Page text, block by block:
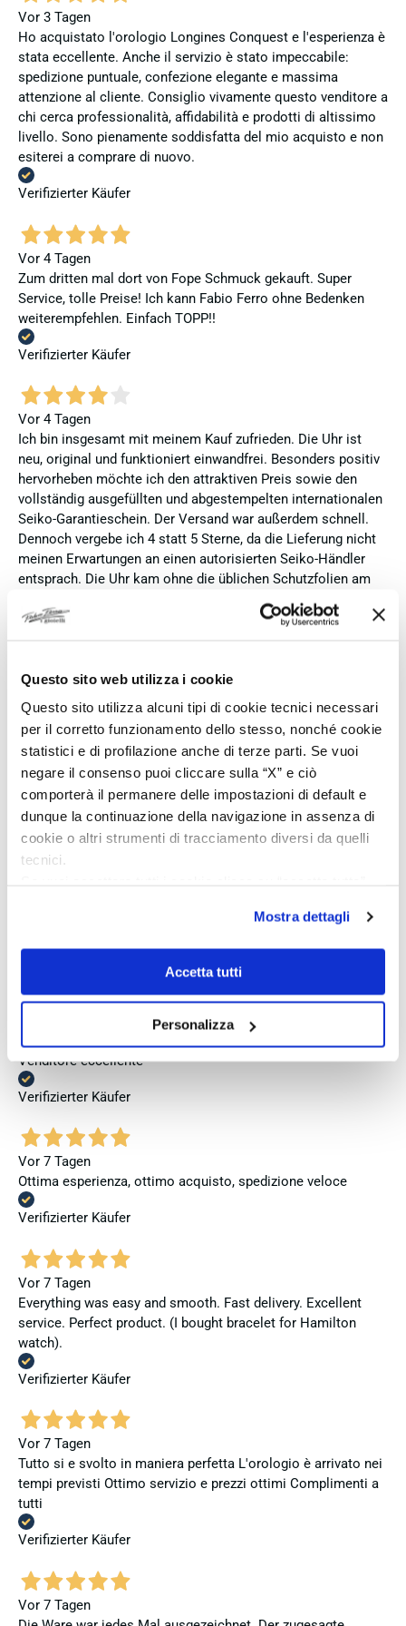
Questo sito web utilizza i cookie
Questo sito utilizza alcuni tipi di cookie tecnici necessari
per il corretto funzionamento dello stesso, nonché cookie
statistici e di profilazione anche di terze parti. Se vuoi
negare il consenso puoi cliccare sulla “X” e ciò
comporterà il permanere delle impostazioni di default e
dunque la continuazione della navigazione in assenza di
cookie o altri strumenti di tracciamento diversi da quelli
tecnici.
Se vuoi saperne di più consulta laprivacy policye la
Mostra dettagli
Accetta tutti
Personalizza
Vor 3 Tagen
Ho acquistato l'orologio Longines Conquest e l'esperienza è
stata eccellente. Anche il servizio è stato impeccabile:
spedizione puntuale, confezione elegante e massima
attenzione al cliente. Consiglio vivamente questo venditore a
chi cerca professionalità, affidabilità e prodotti di altissimo
livello. Sono pienamente soddisfatta del mio acquisto e non
esiterei a comprare di nuovo.
Verifizierter Käufer
Vor 4 Tagen
Zum dritten mal dort von Fope Schmuck gekauft. Super
Service, tolle Preise! Ich kann Fabio Ferro ohne Bedenken
weiterempfehlen. Einfach TOPP!!
Verifizierter Käufer
Vor 4 Tagen
Ich bin insgesamt mit meinem Kauf zufrieden. Die Uhr ist
neu, original und funktioniert einwandfrei. Besonders positiv
hervorheben möchte ich den attraktiven Preis sowie den
vollständig ausgefüllten und abgestempelten internationalen
Seiko-Garantieschein. Der Versand war außerdem schnell.
Dennoch vergebe ich 4 statt 5 Sterne, da die Lieferung nicht
meinen Erwartungen an einen autorisierten Seiko-Händler
entsprach. Die Uhr kam ohne die üblichen Schutzfolien am
Armband, die Originalverpackung entsprach nicht der
Verpackung, die ich von diesem Modell aus offiziellen
Modellinformationen fehlten. Die Uhr selbst ist in neuem
Zustand und weist keine Gebrauchsspuren auf. Dennoch
hätte ich bei einer hochwertigen Uhr dieser Preisklasse
erwartet, dass sie mit der vollständigen Originalpräsentation
geliefert wird. Insgesamt empfehle ich den Händler aufgrund
des guten Preises und der seriösen Abwicklung, hoffe
jedoch, dass bei zukünftigen Bestellungen mehr Wert auf
eine vollständige und originale Präsentation gelegt wird.
Verifizierter Käufer
Vor 5 Tagen
Venditore eccellente
Verifizierter Käufer
Vor 7 Tagen
Ottima esperienza, ottimo acquisto, spedizione veloce
Verifizierter Käufer
Vor 7 Tagen
Everything was easy and smooth. Fast delivery. Excellent
service. Perfect product. (I bought bracelet for Hamilton
watch).
Verifizierter Käufer
Vor 7 Tagen
Tutto si e svolto in maniera perfetta L'orologio è arrivato nei
tempi previsti Ottimo servizio e prezzi ottimi Complimenti a
tutti
Verifizierter Käufer
Vor 7 Tagen